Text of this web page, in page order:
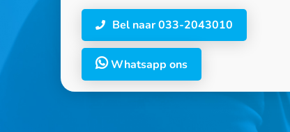
Bel naar 033-2043010
Whatsapp ons